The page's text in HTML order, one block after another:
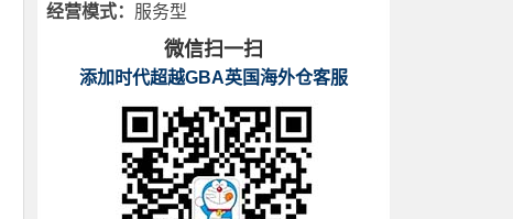
经营模式： 服务型
微信扫一扫
添加时代超越GBA英国海外仓客服